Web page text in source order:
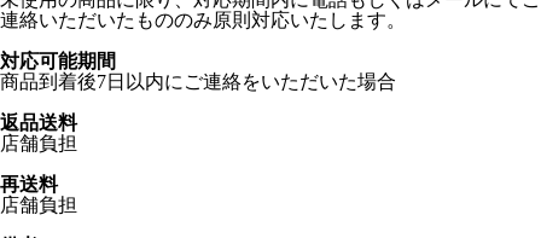
連絡いただいたもののみ原則対応いたします。
対応可能期間
商品到着後7日以内にご連絡をいただいた場合
返品送料
店舗負担
再送料
店舗負担